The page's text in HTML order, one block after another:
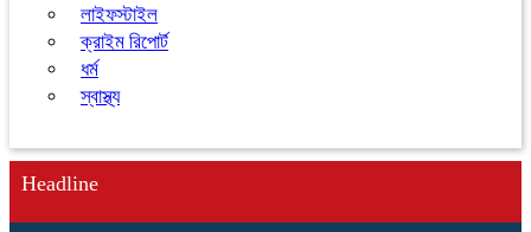
লাইফস্টাইল
ক্রাইম রিপোর্ট
ধর্ম
স্বাস্থ্য
Headline